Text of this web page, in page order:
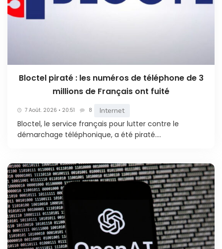
Bloctel piraté : les numéros de téléphone de 3
millions de Français ont fuité
7 Août. 2026 • 20:51 8 Internet
Bloctel, le service français pour lutter contre le
démarchage téléphonique, a été piraté....